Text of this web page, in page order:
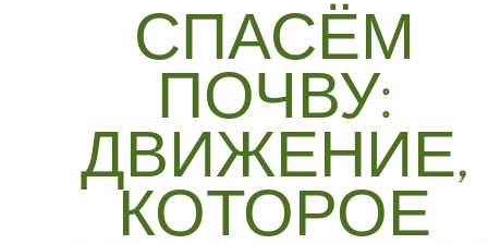
СПАСЁМ
ПОЧВУ:
ДВИЖЕНИЕ,
КОТОРОЕ